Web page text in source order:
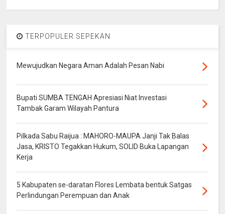
TERPOPULER SEPEKAN
Mewujudkan Negara Aman Adalah Pesan Nabi
Bupati SUMBA TENGAH Apresiasi Niat Investasi
Tambak Garam Wilayah Pantura
Pilkada Sabu Raijua : MAHORO-MAUPA Janji Tak Balas
Jasa, KRISTO Tegakkan Hukum, SOLID Buka Lapangan
Kerja
5 Kabupaten se-daratan Flores Lembata bentuk Satgas
Perlindungan Perempuan dan Anak